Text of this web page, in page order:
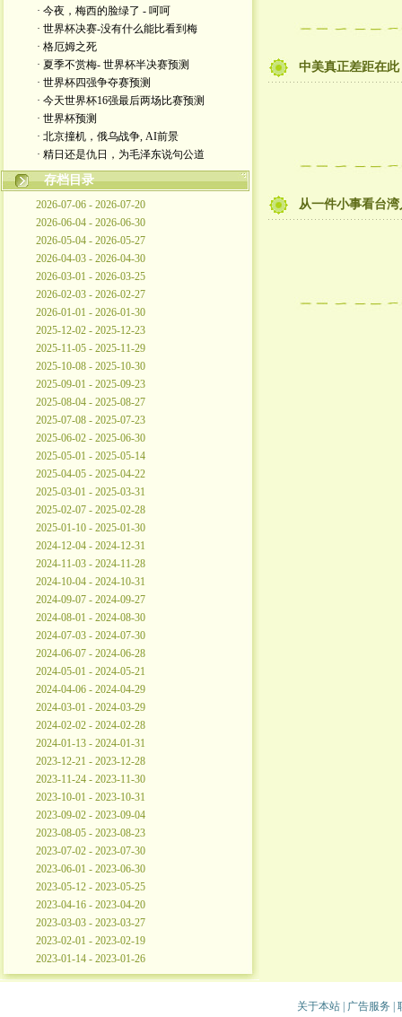
· 今夜，梅西的脸绿了 - 呵呵
· 世界杯决赛-没有什么能比看到梅
· 格厄姆之死
· 夏季不赏梅- 世界杯半决赛预测
· 世界杯四强争夺赛预测
· 今天世界杯16强最后两场比赛预测
· 世界杯预测
· 北京撞机，俄乌战争, AI前景
· 精日还是仇日，为毛泽东说句公道
存档目录
2026-07-06 - 2026-07-20
2026-06-04 - 2026-06-30
2026-05-04 - 2026-05-27
2026-04-03 - 2026-04-30
2026-03-01 - 2026-03-25
2026-02-03 - 2026-02-27
2026-01-01 - 2026-01-30
2025-12-02 - 2025-12-23
2025-11-05 - 2025-11-29
2025-10-08 - 2025-10-30
2025-09-01 - 2025-09-23
2025-08-04 - 2025-08-27
2025-07-08 - 2025-07-23
2025-06-02 - 2025-06-30
2025-05-01 - 2025-05-14
2025-04-05 - 2025-04-22
2025-03-01 - 2025-03-31
2025-02-07 - 2025-02-28
2025-01-10 - 2025-01-30
2024-12-04 - 2024-12-31
2024-11-03 - 2024-11-28
2024-10-04 - 2024-10-31
2024-09-07 - 2024-09-27
2024-08-01 - 2024-08-30
2024-07-03 - 2024-07-30
2024-06-07 - 2024-06-28
2024-05-01 - 2024-05-21
2024-04-06 - 2024-04-29
2024-03-01 - 2024-03-29
2024-02-02 - 2024-02-28
2024-01-13 - 2024-01-31
2023-12-21 - 2023-12-28
2023-11-24 - 2023-11-30
2023-10-01 - 2023-10-31
2023-09-02 - 2023-09-04
2023-08-05 - 2023-08-23
2023-07-02 - 2023-07-30
2023-06-01 - 2023-06-30
2023-05-12 - 2023-05-25
2023-04-16 - 2023-04-20
2023-03-03 - 2023-03-27
2023-02-01 - 2023-02-19
2023-01-14 - 2023-01-26
中美真正差距在此
从一件小事看台
关于本站| 广告服务